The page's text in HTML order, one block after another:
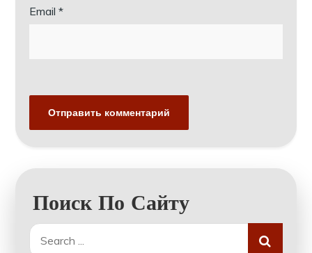
Email*
Поиск По Сайту
Search